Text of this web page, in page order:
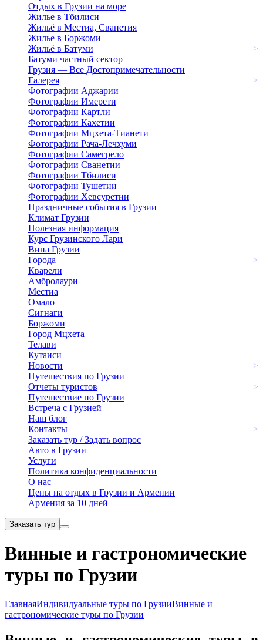
Отдых в Грузии на море
Жилье в Тбилиси
Жильё в Местиа, Сванетия
Жилье в Боржоми
Жильё в Батуми
>
Батуми частный сектор
Грузия — Все Достопримечательности
Галерея
>
Фотографии Аджарии
Фотографии Имерети
Фотографии Картли
Фотографии Кахетии
Фотографии Мцхета-Тианети
Фотографии Рача-Лечхуми
Фотографии Самегрело
Фотографии Сванетии
Фотографии Тбилиси
Фотографии Тушетии
Фотографии Хевсуретии
Праздничные события в Грузии
Климат Грузии
Полезная информация
Курс Грузинского Лари
Вина Грузии
Города
>
Кварели
Амбролаури
Местиа
Омало
Сигнаги
Боржоми
Город Мцхета
Телави
Кутаиси
Новости
>
Путешествия по Грузии
Отчеты туристов
>
Путешествие по Грузии
Встреча с Грузией
Наш блог
Контакты
>
Заказать тур / Задать вопрос
Авто в Грузии
Услуги
Политика конфиденциальности
О нас
Цены на отдых в Грузии и Армении
Армения за 10 дней
Заказать тур
Винные и гастрономические
туры по Грузии
ГлавнаяИндивидуальные туры по ГрузииВинные и
гастрономические туры по Грузии